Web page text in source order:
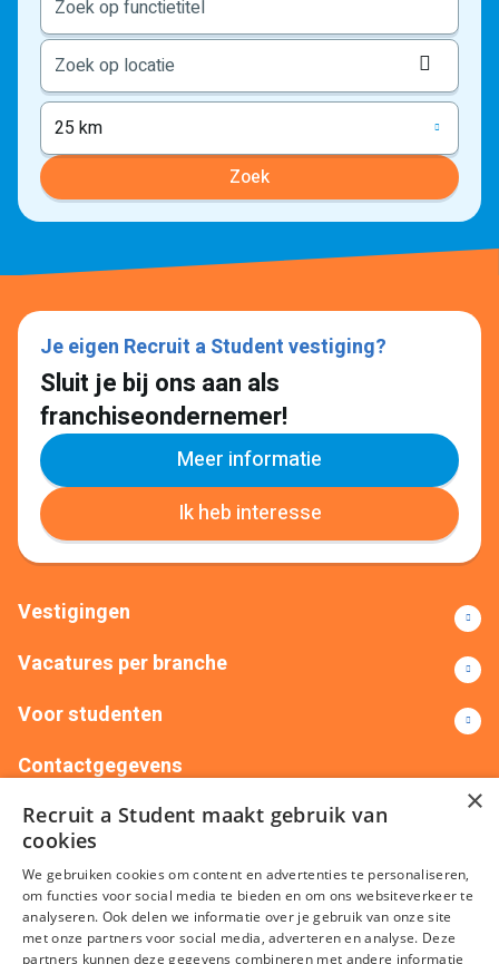
25 km
Zoek
Je eigen Recruit a Student vestiging?
Sluit je bij ons aan als
franchiseondernemer!
Meer informatie
Ik heb interesse
Vestigingen
Vacatures per branche
Voor studenten
Contactgegevens
+31(0)88 522 00 76
info@recruitastudent.nl
Alle vestigingen
×
Recruit a Student maakt gebruik van
cookies
We gebruiken cookies om content en advertenties te personaliseren,
om functies voor social media te bieden en om ons websiteverkeer te
analyseren. Ook delen we informatie over je gebruik van onze site
met onze partners voor social media, adverteren en analyse. Deze
partners kunnen deze gegevens combineren met andere informatie